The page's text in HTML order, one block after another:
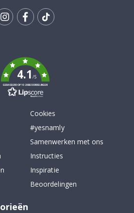
4.1/5
GEBASEERD OP 1029 BEOORDELINGEN
Cookies
#yesnamly
Samenwerken met ons
Instructies
Inspiratie
Beoordelingen